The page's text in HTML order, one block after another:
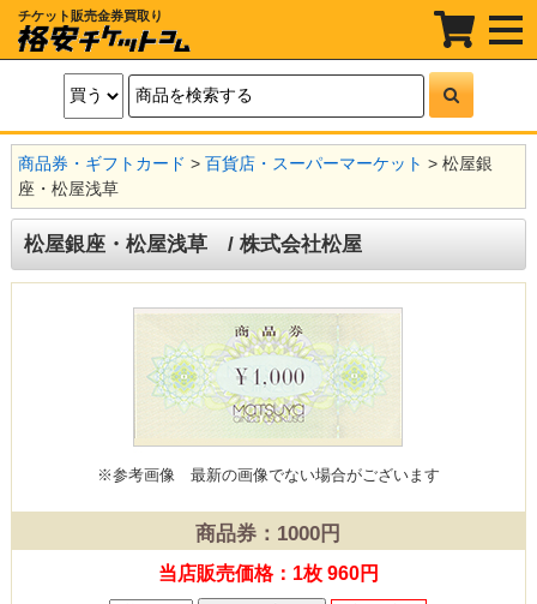
チケット販売金券買取り
t
o
g
n
a
a
o
商品券・ギフトカード > 百貨店・スーパーマーケット > 松屋銀
座・松屋浅草
松屋銀座・松屋浅草 / 株式会社松屋
※参考画像 最新の画像でない場合がございます
商品券：1000円
当店販売価格：1枚 960円